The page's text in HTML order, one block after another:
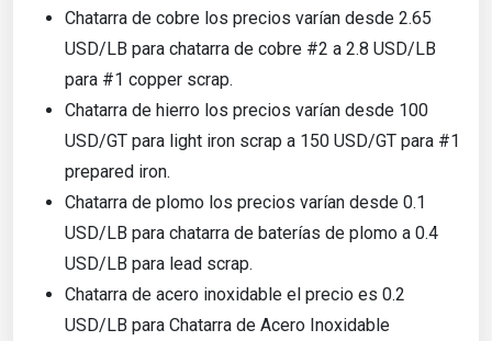
Chatarra de cobre los precios varían desde 2.65
USD/LB para chatarra de cobre #2 a 2.8 USD/LB
para #1 copper scrap.
Chatarra de hierro los precios varían desde 100
USD/GT para light iron scrap a 150 USD/GT para #1
prepared iron.
Chatarra de plomo los precios varían desde 0.1
USD/LB para chatarra de baterías de plomo a 0.4
USD/LB para lead scrap.
Chatarra de acero inoxidable el precio es 0.2
USD/LB para Chatarra de Acero Inoxidable